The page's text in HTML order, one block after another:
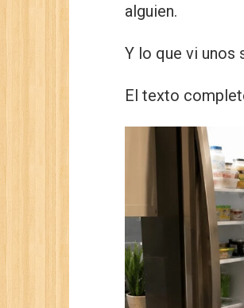
alguien.
Y lo que vi unos
El texto